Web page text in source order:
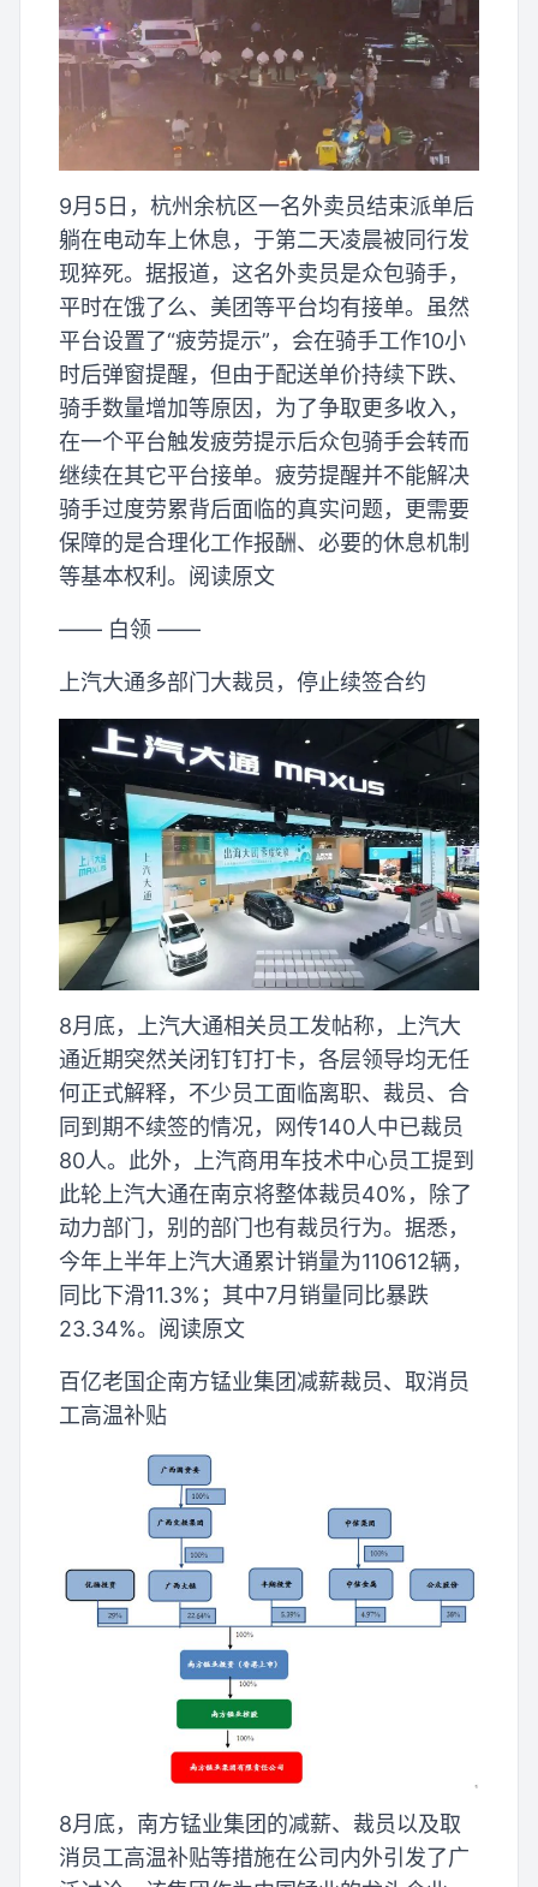
9月5日，杭州余杭区一名外卖员结束派单后
躺在电动车上休息，于第二天凌晨被同行发
现猝死。据报道，这名外卖员是众包骑手，
平时在饿了么、美团等平台均有接单。虽然
平台设置了“疲劳提示”，会在骑手工作10小
时后弹窗提醒，但由于配送单价持续下跌、
骑手数量增加等原因，为了争取更多收入，
在一个平台触发疲劳提示后众包骑手会转而
继续在其它平台接单。疲劳提醒并不能解决
骑手过度劳累背后面临的真实问题，更需要
保障的是合理化工作报酬、必要的休息机制
等基本权利。阅读原文
—— 白领 ——
上汽大通多部门大裁员，停止续签合约
8月底，上汽大通相关员工发帖称，上汽大
通近期突然关闭钉钉打卡，各层领导均无任
何正式解释，不少员工面临离职、裁员、合
同到期不续签的情况，网传140人中已裁员
80人。此外，上汽商用车技术中心员工提到
此轮上汽大通在南京将整体裁员40%，除了
动力部门，别的部门也有裁员行为。据悉，
今年上半年上汽大通累计销量为110612辆，
同比下滑11.3%；其中7月销量同比暴跌
23.34%。阅读原文
百亿老国企南方锰业集团减薪裁员、取消员
工高温补贴
8月底，南方锰业集团的减薪、裁员以及取
消员工高温补贴等措施在公司内外引发了广